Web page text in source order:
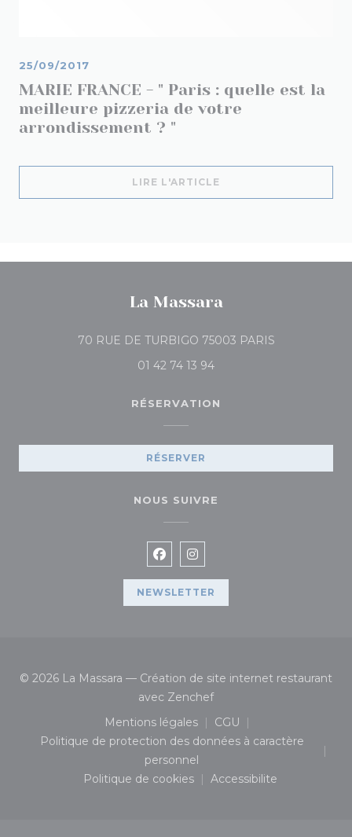
MARIE FRANCE - " Paris : quelle est la
meilleure pizzeria de votre
arrondissement ? "
25/09/2017
LIRE L'ARTICLE
La Massara
70 RUE DE TURBIGO 75003 PARIS((ouvre une
01 42 74 13 94
RÉSERVATION
RÉSERVER
NOUS SUIVRE
Facebook ((ouvre une
Instagram ((ouvre une
NEWSLETTER
© 2026 La Massara — Création de site internet restaurant
avec Zenchef((ouvre une nouvelle
Mentions légales
((ouvre une nouvelle fenêtre))
CGU
((ouvre une nouvelle
Politique de protection des données à caractère
personnel((ouvre une nouvelle fenêtre))
Politique de cookies
((ouvre une nouvelle fenêtre))
Accessibilite
((ouvre une